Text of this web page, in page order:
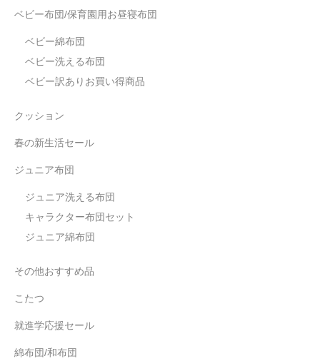
ベビー布団/保育園用お昼寝布団
ベビー綿布団
ベビー洗える布団
ベビー訳ありお買い得商品
クッション
春の新生活セール
ジュニア布団
ジュニア洗える布団
キャラクター布団セット
ジュニア綿布団
その他おすすめ品
こたつ
就進学応援セール
綿布団/和布団